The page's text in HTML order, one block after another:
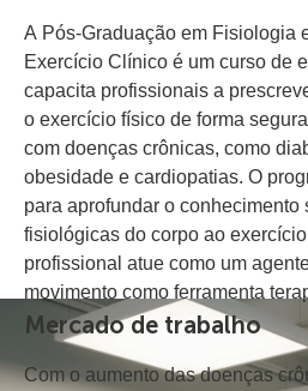
A Pós-Graduação em Fisiologia
Exercício Clínico é um curso de
capacita profissionais a
o exercício físico de forma
com doenças crônicas, como
obesidade e cardiopatias. O
para aprofundar o conhecimento
fisiológicas do corpo ao
profissional atue como um
movimento como ferramenta
Mercado de trabalho
Com o aumento das doenças